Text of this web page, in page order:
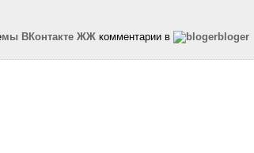
мы ВКонтакте ЖЖкомментарии в bloger